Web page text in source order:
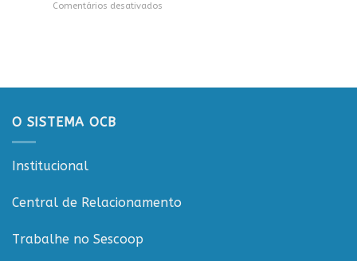
Conecta
Comentários desativados
sustentabilidade
O SISTEMA OCB
Institucional
Central de Relacionamento
Trabalhe no Sescoop